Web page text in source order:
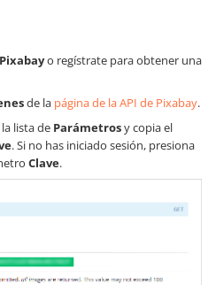
Pixabayo regístrate para obtener una
de la página de la API de Pixabay.
lista de Parámetrosy copia el
. Si no has iniciado sesión, presiona
Clave.